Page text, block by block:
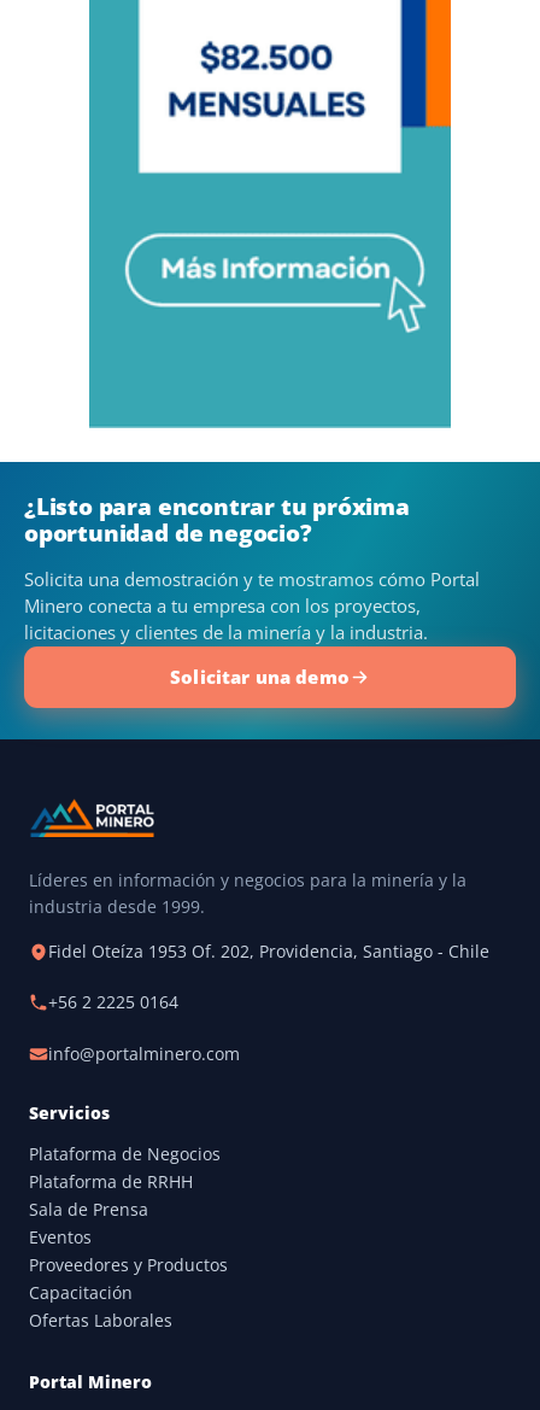
¿Listo para encontrar tu próxima
oportunidad de negocio?
Solicita una demostración y te mostramos cómo Portal
Minero conecta a tu empresa con los proyectos,
licitaciones y clientes de la minería y la industria.
Solicitar una demo
Líderes en información y negocios para la minería y la
industria desde 1999.
Fidel Oteíza 1953 Of. 202, Providencia, Santiago - Chile
+56 2 2225 0164
info@portalminero.com
Servicios
Plataforma de Negocios
Plataforma de RRHH
Sala de Prensa
Eventos
Proveedores y Productos
Capacitación
Ofertas Laborales
Portal Minero